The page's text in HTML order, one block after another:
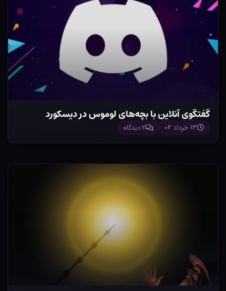
گفتگوی آنلاین با بچه‌های لوموس در دیسکورد
۱۳ خرداد ۰۲ ۲ دیدگاه